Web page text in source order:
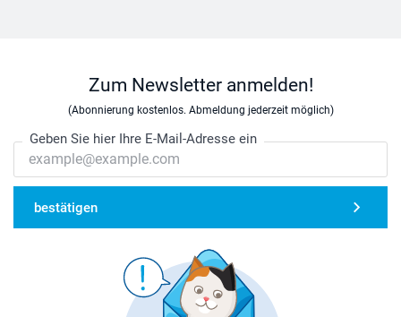
Zum Newsletter anmelden!
(Abonnierung kostenlos. Abmeldung jederzeit möglich)
Geben Sie hier Ihre E-Mail-Adresse ein
bestätigen